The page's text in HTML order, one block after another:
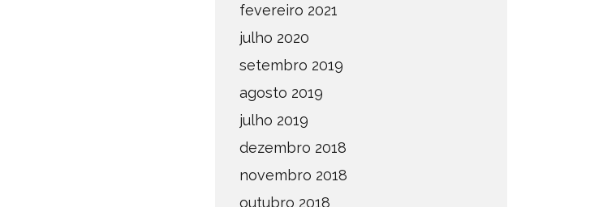
fevereiro 2021
julho 2020
setembro 2019
agosto 2019
julho 2019
dezembro 2018
novembro 2018
outubro 2018